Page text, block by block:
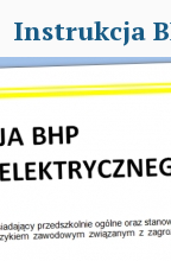
Instrukcja